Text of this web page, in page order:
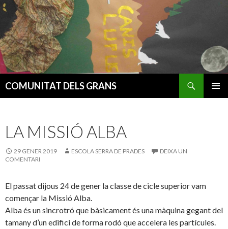
COMUNITAT DELS GRANS
LA MISSIÓ ALBA
29 GENER 2019 ESCOLA SERRA DE PRADES
DEIXA UN
COMENTARI
El passat dijous 24 de gener la classe de cicle superior vam
començar la Missió Alba.
Alba és un sincrotró que bàsicament és una màquina gegant del
tamany d’un edifici de forma rodó que accelera les partícules.